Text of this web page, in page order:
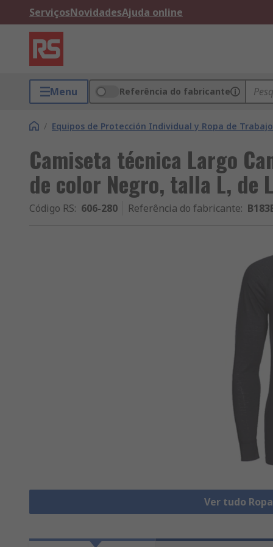
ServiçosNovidadesAjuda online
Menu Referência do fabricante
/ Equipos de Protección Individual y Ropa de Trabajo
Camiseta técnica Largo
de color Negro, talla L, de
Código RS: 606-280 Referência do fabricante:
Ver tudo